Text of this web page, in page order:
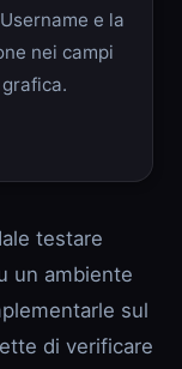
e la
nei campi
testare
un ambiente
sul
di verificare